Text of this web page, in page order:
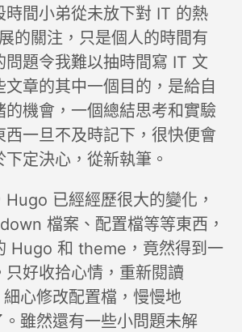
時間小弟從未放下對 IT 的熱
的關注，只是個人的時間有
問題令我難以抽時間寫 IT 文
文章的其中一個目的，是給自
的機會，一個總結思考和實驗
西一旦不及時記下，很快便會
定決心，從新執筆。
已經經歷很大的變化，
檔案、配置檔等等東西，
Hugo 和 theme，竟然得到一
只好收拾心情，重新閱讀
心修改配置檔，慢慢地
雖然還有一些小問題未解